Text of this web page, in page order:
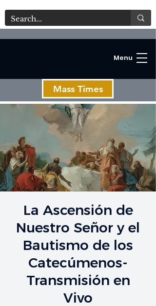
C
Menu
Mass Times
La Ascensión de
Nuestro Señor y el
Bautismo de los
Catecúmenos-
Transmisión en
Vivo